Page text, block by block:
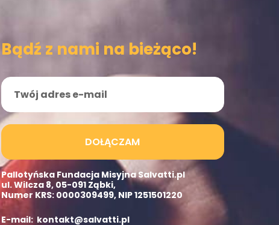
Bądź z nami na bieżąco!
DOŁĄCZAM
Pallotyńska Fundacja Misyjna Salvatti.pl
ul. Wilcza 8, 05-091 Ząbki,
Numer KRS: 0000309499, NIP 1251501220
E-mail: kontakt@salvatti.pl